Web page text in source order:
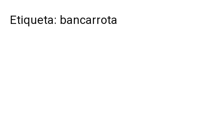
Etiqueta: bancarrota